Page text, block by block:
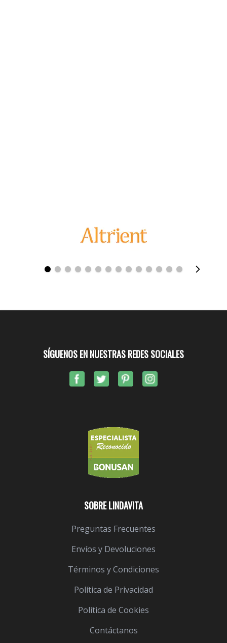
SOBRE LINDAVITA
Preguntas Frecuentes
Envíos y Devoluciones
Términos y Condiciones
Política de Privacidad
Política de Cookies
Contáctanos
SÍGUENOS EN NUESTRAS REDES SOCIALES